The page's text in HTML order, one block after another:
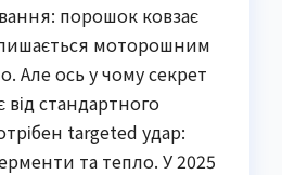
порошок ковзає
моторошним
Але ось у чому секрет
від стандартного
targeted удар:
та тепло. У 2025